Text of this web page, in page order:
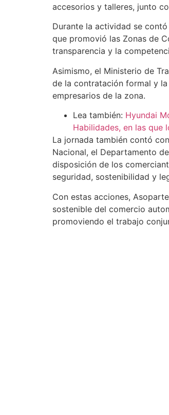
accesorios y talleres, junto
Durante la actividad se
que promovió las Zonas de
transparencia y la
Asimismo, el Ministerio de
de la contratación formal y
empresarios de la zona.
Lea también: Hyundai
Habilidades, en las que
La jornada también contó
Nacional, el Departamento
disposición de los
seguridad, sostenibilidad y
Con estas acciones,
sostenible del comercio
promoviendo el trabajo